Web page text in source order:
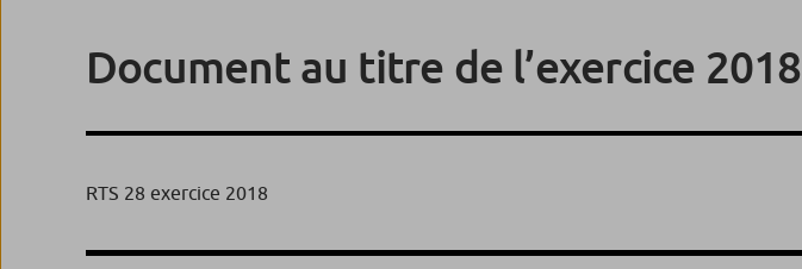
Document au titre de l’exercice 2018
RTS 28 exercice 2018